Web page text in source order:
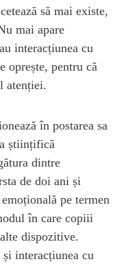
să mai existe,
mai apare
interacțiunea cu
oprește, pentru că
atenției.
în postarea sa
științifică
dintre
de doi ani și
pe termen
în care copiii
dispozitive.
interacțiunea cu